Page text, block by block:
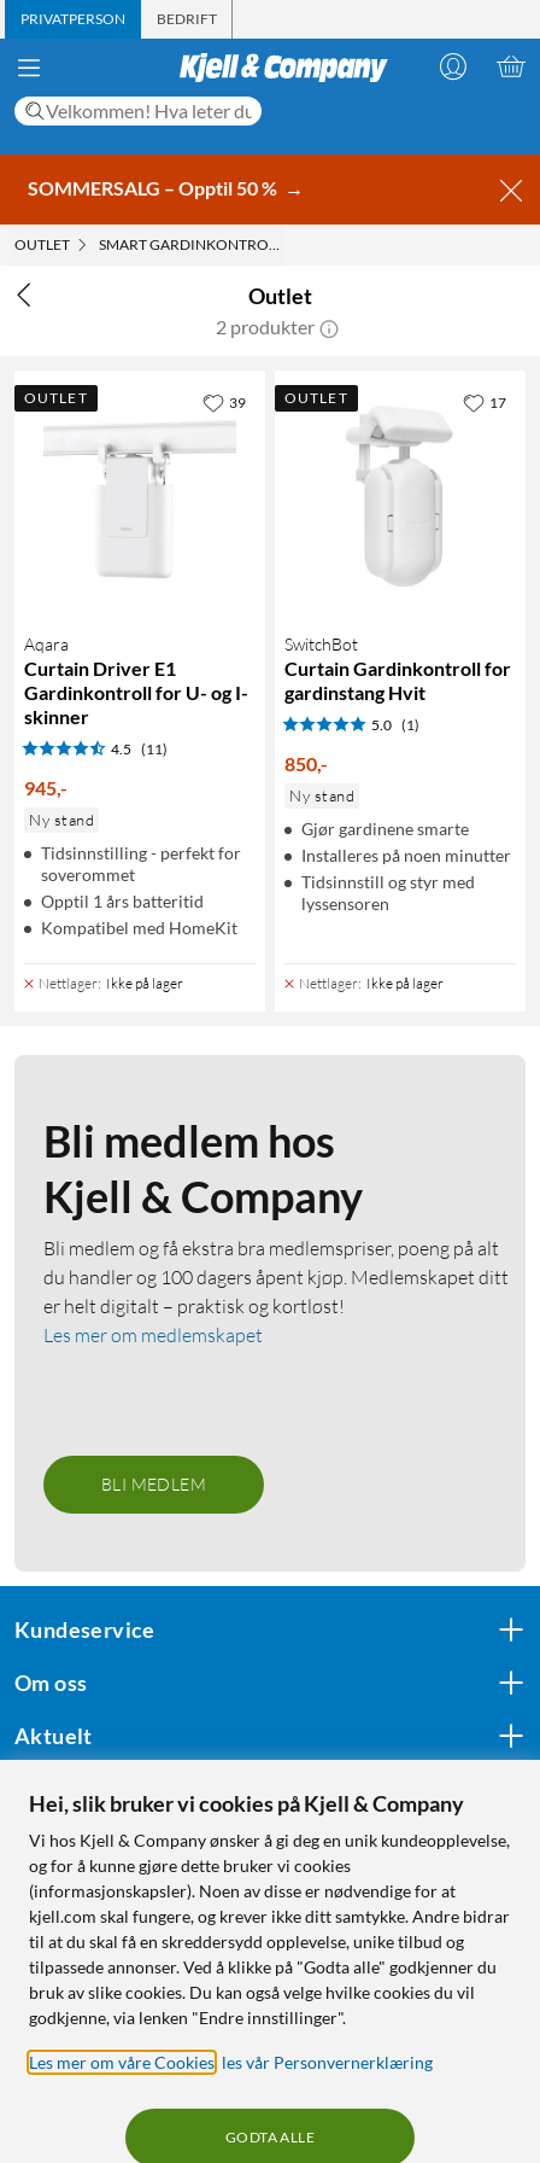
PRIVATPERSON BEDRIFT
SOMMERSALG – Opptil 50 % →
OUTLET SMART GARDINKONTROLL
Outlet
2 produkter
OUTLET
Aqara
Curtain Driver E1
Gardinkontroll for U- og I-
skinner
4.5 (11)
945,-
Ny stand
Tidsinnstilling - perfekt for
soverommet
Opptil 1 års batteritid
Kompatibel med HomeKit
Nettlager: Ikke på lager
39 OUTLET
SwitchBot
Curtain Gardinkontroll for
gardinstang Hvit
5.0 (1)
850,-
Ny stand
Gjør gardinene smarte
Installeres på noen minutter
Tidsinnstill og styr med
lyssensoren
Nettlager: Ikke på lager
17
Bli medlem hos
Kjell & Company
Bli medlem og få ekstra bra medlemspriser, poeng på alt
du handler og 100 dagers åpent kjøp. Medlemskapet ditt
er helt digitalt – praktisk og kortløst!
Les mer om medlemskapet
BLI MEDLEM
Kundeservice
Om oss
Aktuelt
Følg oss
Handle fra:
Sverige
Norge
Hei, slik bruker vi cookies på Kjell & Company
Vi hos Kjell & Company ønsker å gi deg en unik kundeopplevelse,
og for å kunne gjøre dette bruker vi cookies
(informasjonskapsler). Noen av disse er nødvendige for at
kjell.com skal fungere, og krever ikke ditt samtykke. Andre bidrar
til at du skal få en skreddersydd opplevelse, unike tilbud og
tilpassede annonser. Ved å klikke på "Godta alle" godkjenner du
bruk av slike cookies. Du kan også velge hvilke cookies du vil
godkjenne, via lenken "Endre innstillinger".
Les mer om våre Cookies les vår Personvernerklæring
GODTA ALLE